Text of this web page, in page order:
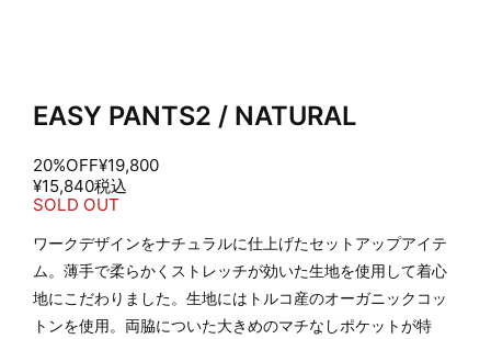
EASY PANTS2 / NATURAL
20%OFF¥19,800
¥15,840税込
SOLD OUT
ワークデザインをナチュラルに仕上げたセットアップアイテ
ム。薄手で柔らかくストレッチが効いた生地を使用して着心
地にこだわりました。生地にはトルコ産のオーガニックコッ
トンを使用。両脇についた大きめのマチなしポケットが特